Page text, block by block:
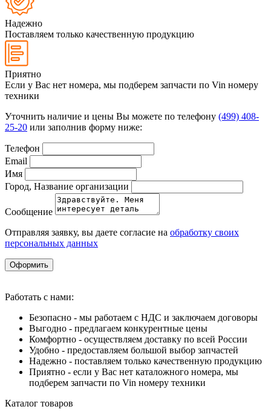
Надежно
Поставляем только качественную продукцию
Приятно
Если у Вас нет номера, мы подберем запчасти по Vin номеру
техники
Уточнить наличие и цены Вы можете по телефону (499) 408-
25-20 или заполнив форму ниже:
Телефон
Email
Имя
Город, Название организации
Сообщение
Отправляя заявку, вы даете согласие на обработку своих
персональных данных
Оформить
Работать с нами:
Безопасно - мы работаем с НДС и заключаем договоры
Выгодно - предлагаем конкурентные цены
Комфортно - осуществляем доставку по всей России
Удобно - предоставляем большой выбор запчастей
Надежно - поставляем только качественную продукцию
Приятно - если у Вас нет каталожного номера, мы
подберем запчасти по Vin номеру техники
Каталог товаров